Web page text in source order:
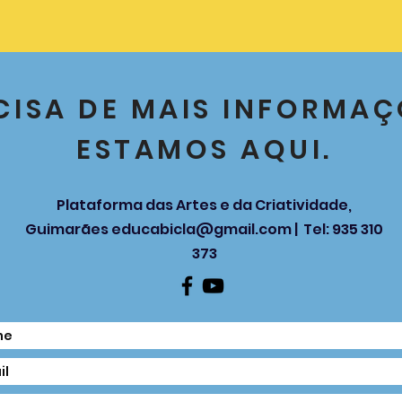
DE MAIS
ESTAMOS AQUI.
Plataforma das Artes e da Criatividade,
Guimarãeseducabicla@gmail.com| Tel: 935 310
373